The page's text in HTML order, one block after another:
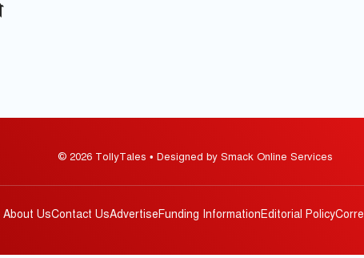
© 2026 TollyTales • Designed by Smack Online Services
About UsContact UsAdvertiseFunding InformationEditorial Policy